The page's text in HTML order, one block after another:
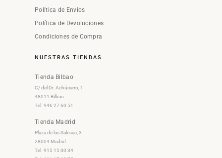
Política de Envíos
Política de Devoluciones
Condiciones de Compra
NUESTRAS TIENDAS
Tienda Bilbao
C/ del Dr. Achúcarro, 1
48011 Bilbao
Tel. 946 27 60 51
Tienda Madrid
Plaza de las Salesas, 3
28004 Madrid
Tel. 915 15 00 34